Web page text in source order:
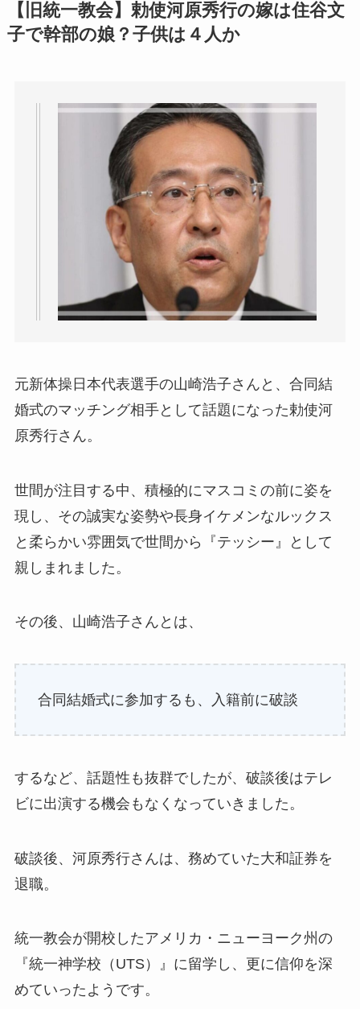
【旧統一教会】勅使河原秀行の嫁は住谷文
子で幹部の娘？子供は４人か
元新体操日本代表選手の山崎浩子さんと、合同結
婚式のマッチング相手として話題になった勅使河
原秀行さん。
世間が注目する中、積極的にマスコミの前に姿を
現し、その誠実な姿勢や長身イケメンなルックス
と柔らかい雰囲気で世間から『テッシー』として
親しまれました。
その後、山崎浩子さんとは、
合同結婚式に参加するも、入籍前に破談
するなど、話題性も抜群でしたが、破談後はテレ
ビに出演する機会もなくなっていきました。
破談後、河原秀行さんは、務めていた大和証券を
退職。
統一教会が開校したアメリカ・ニューヨーク州の
『統一神学校（UTS）』に留学し、更に信仰を深
めていったようです。